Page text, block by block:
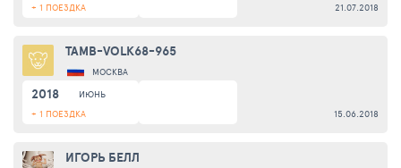
+ 1 ПОЕЗДКА
21.07.2018
TAMB-VOLK68-965
МОСКВА
2018
ИЮНЬ
+ 1 ПОЕЗДКА
15.06.2018
ИГОРЬ БЕЛЛ